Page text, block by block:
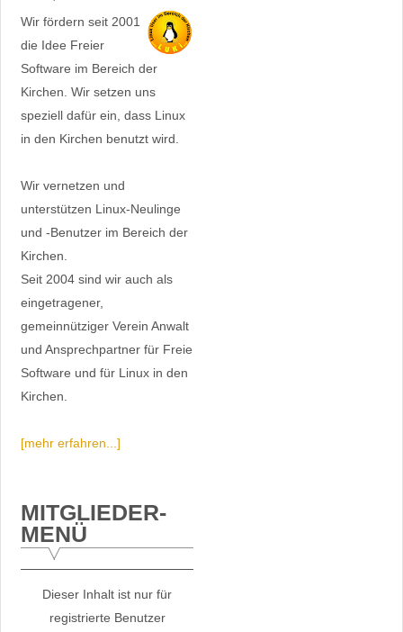
Wir fördern seit 2001
die Idee Freier
Software im Bereich der
Kirchen. Wir setzen uns
speziell dafür ein, dass Linux
in den Kirchen benutzt wird.
Wir vernetzen und
unterstützen Linux-Neulinge
und -Benutzer im Bereich der
Kirchen.
Seit 2004 sind wir auch als
eingetragener,
gemeinnütziger Verein Anwalt
und Ansprechpartner für Freie
Software und für Linux in den
Kirchen.
[mehr erfahren...]
MITGLIEDER-
MENÜ
Dieser Inhalt ist nur für
registrierte Benutzer